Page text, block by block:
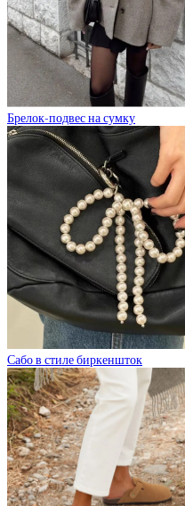
Брелок-подвес на сумку
Сабо в стиле биркеншток